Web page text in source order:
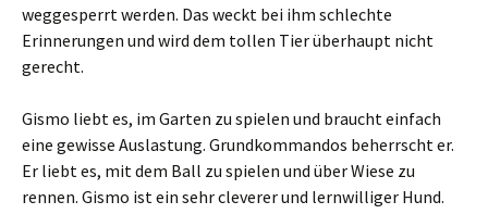
weggesperrt werden. Das weckt bei ihm schlechte
Erinnerungen und wird dem tollen Tier überhaupt nicht
gerecht.
Gismo liebt es, im Garten zu spielen und braucht einfach
eine gewisse Auslastung. Grundkommandos beherrscht er.
Er liebt es, mit dem Ball zu spielen und über Wiese zu
rennen. Gismo ist ein sehr cleverer und lernwilliger Hund.